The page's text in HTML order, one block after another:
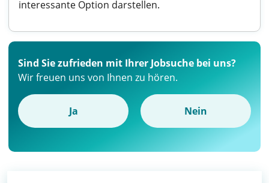
interessante Option darstellen.
Sind Sie zufrieden mit Ihrer Jobsuche bei uns?
Wir freuen uns von Ihnen zu hören.
Ja Nein